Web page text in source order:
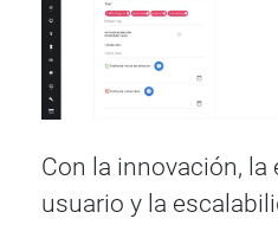
Con la innovación, la
usuario y la